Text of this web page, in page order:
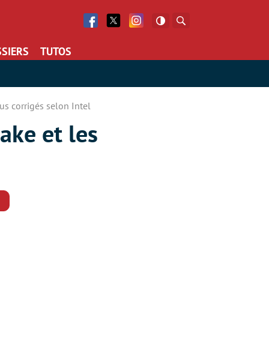
Facebook
Twitter Facebook
TUTOS
corrigés selon Intel
et les